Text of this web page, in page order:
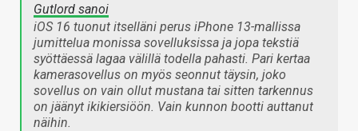
Gutlord sanoi
iOS 16 tuonut itselläni perus iPhone 13-mallissa
jumittelua monissa sovelluksissa ja jopa tekstiä
syöttäessä lagaa välillä todella pahasti. Pari kertaa
kamerasovellus on myös seonnut täysin, joko
sovellus on vain ollut mustana tai sitten tarkennus
on jäänyt ikikiersiöön. Vain kunnon bootti auttanut
näihin.